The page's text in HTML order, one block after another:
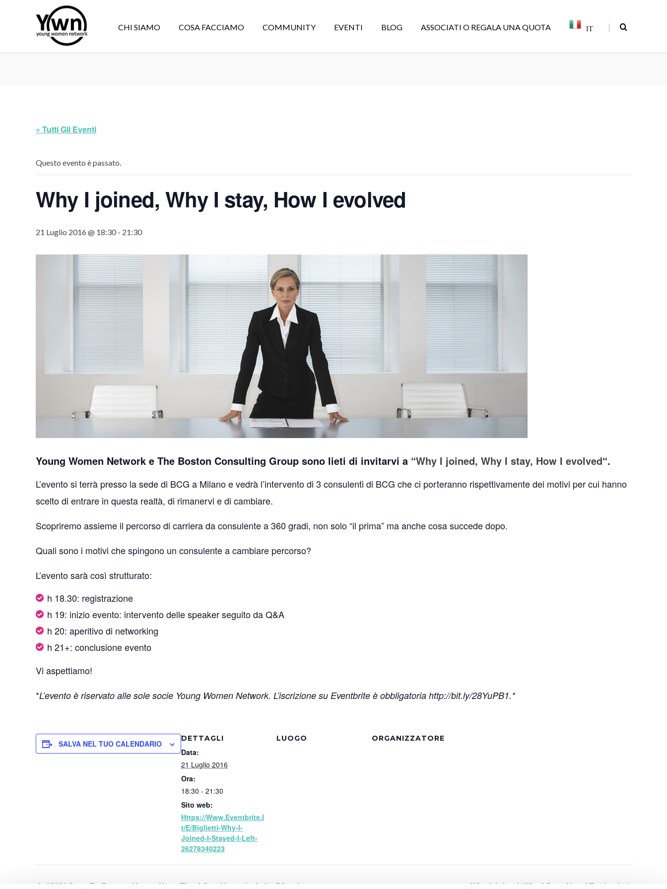
CHI SIAMO COSA FACCIAMO COMMUNITY EVENTI BLOG ASSOCIATI O REGALA UNA QUOTA IT |
« Tutti Gli Eventi
Questo evento è passato.
Why I joined, Why I stay, How I evolved
21 Luglio 2016 @ 18:30 - 21:30
Young Women Network e The Boston Consulting Group sono lieti di invitarvi a “Why I joined, Why I stay, How I evolved“.
L’evento si terrà presso la sede di BCG a Milano e vedrà l’intervento di 3 consulenti di BCG che ci porteranno rispettivamente dei motivi per cui hanno
scelto di entrare in questa realtà, di rimanervi e di cambiare.
Scopriremo assieme il percorso di carriera da consulente a 360 gradi, non solo “il prima” ma anche cosa succede dopo.
Quali sono i motivi che spingono un consulente a cambiare percorso?
L’evento sarà così strutturato:
h 18.30: registrazione
h 19: inizio evento: intervento delle speaker seguito da Q&A
h 20: aperitivo di networking
h 21+: conclusione evento
Vi aspettiamo!
*L’evento è riservato alle sole socie Young Women Network. L’iscrizione su Eventbrite è obbligatoria http://bit.ly/28YuPB1.*
SALVA NEL TUO CALENDARIO
DETTAGLI
Data:
21 Luglio 2016
Ora:
18:30 - 21:30
Sito web:
Https://www.eventbrite.i
T/e/biglietti-Why-I-
Joined-I-Stayed-I-Left-
26278340223
LUOGO ORGANIZZATORE
YWN Goes To Rome – Happy Hour Time! Con Hannele Anita Piipari Why I Joined, Why I Stay, How I Evolved